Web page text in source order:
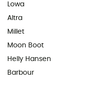
Lowa
Altra
Millet
Moon Boot
Helly Hansen
Barbour